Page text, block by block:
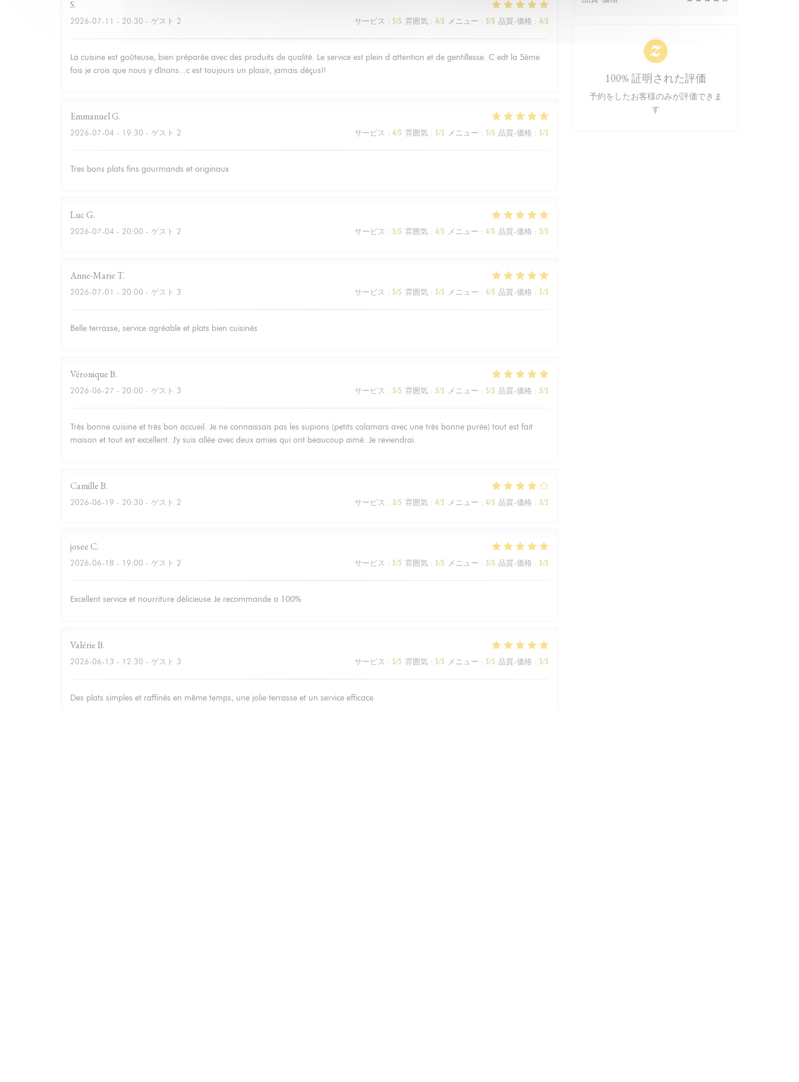
S
2026-07-11 - 20:30 - ゲスト 2 サービス : 5/5 雰囲気 : 4/5 メニュー : 5/5 品質-価格 : 4/5
La cuisine est goûteuse, bien préparée avec des produits de qualité. Le service est plein d attention et de gentillesse. C edt la 5ème
fois je crois que nous y dînons...c est toujours un plaisir, jamais déçus!!
EmmanuelG
2026-07-04 - 19:30 - ゲスト 2 サービス : 4/5 雰囲気 : 5/5 メニュー : 5/5 品質-価格 : 5/5
Tres bons plats fins gourmands et originaux
LucG
2026-07-04 - 20:00 - ゲスト 2 サービス : 5/5 雰囲気 : 4/5 メニュー : 4/5 品質-価格 : 5/5
Anne-MarieT
2026-07-01 - 20:00 - ゲスト 3 サービス : 5/5 雰囲気 : 5/5 メニュー : 4/5 品質-価格 : 5/5
Belle terrasse, service agréable et plats bien cuisinés
VéroniqueB
2026-06-27 - 20:00 - ゲスト 3 サービス : 5/5 雰囲気 : 5/5 メニュー : 5/5 品質-価格 : 5/5
Très bonne cuisine et très bon accueil. Je ne connaissais pas les supions (petits calamars avec une très bonne purée) tout est fait
maison et tout est excellent. J'y suis allée avec deux amies qui ont beaucoup aimé. Je reviendrai.
CamilleB
2026-06-19 - 20:30 - ゲスト 2 サービス : 3/5 雰囲気 : 4/5 メニュー : 4/5 品質-価格 : 3/5
joseeC
2026-06-18 - 19:00 - ゲスト 2 サービス : 5/5 雰囲気 : 5/5 メニュー : 5/5 品質-価格 : 5/5
Excellent service et nourriture délicieuse Je recommande a 100%
ValérieB
2026-06-13 - 12:30 - ゲスト 3 サービス : 5/5 雰囲気 : 5/5 メニュー : 5/5 品質-価格 : 5/5
Des plats simples et raffinés en même temps, une jolie terrasse et un service efficace.
100% 証明された評価
予約をしたお客様のみが評価できま
す